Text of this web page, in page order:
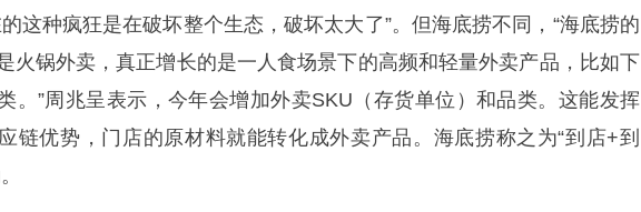
这种疯狂是在破坏整个生态，破坏太大了”。但海底捞不同，“海底捞的
火锅外卖，真正增长的是一人食场景下的高频和轻量外卖产品，比如下
。”周兆呈表示，今年会增加外卖SKU（存货单位）和品类。这能发挥
链优势，门店的原材料就能转化成外卖产品。海底捞称之为“到店+到